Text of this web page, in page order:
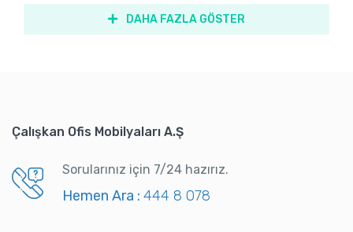
DAHA FAZLA GÖSTER
Çalışkan Ofis Mobilyaları A.Ş
Sorularınız için 7/24 hazırız.
Hemen Ara : 444 8 078